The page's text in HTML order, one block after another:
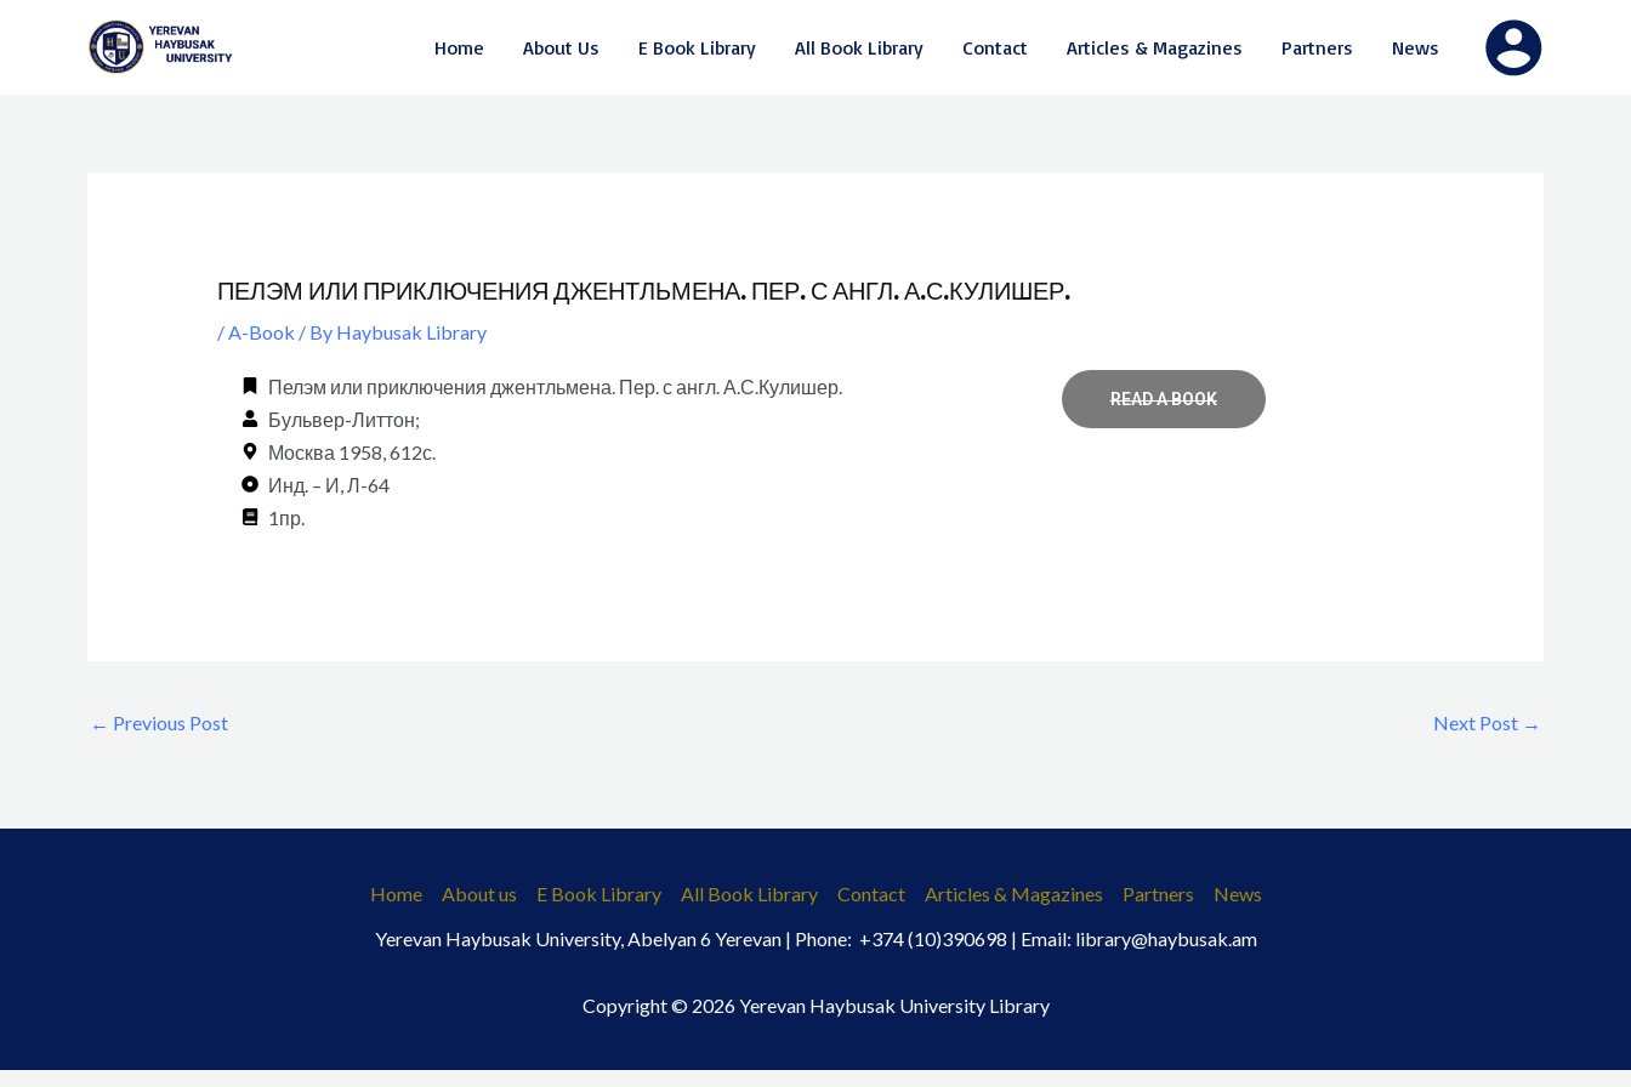
Home About Us E Book Library All Book Library Contact Articles & Magazines Partners News
ПЕЛЭМ ИЛИ ПРИКЛЮЧЕНИЯ ДЖЕНТЛЬМЕНА. ПЕР. С АНГЛ. А.С.КУЛИШЕР.
/A-Book / By Haybusak Library
Пелэм или приключения джентльмена. Пер. с англ. А.С.Кулишер.
Бульвер-Литтон;
Москва 1958, 612с.
Инд. – И, Л-64
1пр.
READ A BOOK
Post
navigation
← Previous Post Next Post →
Home About us E Book Library All Book Library Contact Articles & Magazines Partners
News
Yerevan Haybusak University, Abelyan 6 Yerevan | Phone: +374 (10)390698 | Email: library@haybusak.am
Copyright © 2026 Yerevan Haybusak University Library